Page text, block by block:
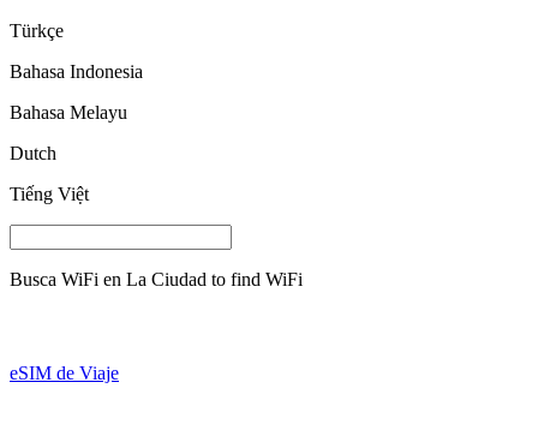
Türkçe
Bahasa Indonesia
Bahasa Melayu
Dutch
Tiếng Việt
Busca WiFi en La Ciudad to find WiFi
eSIM de Viaje